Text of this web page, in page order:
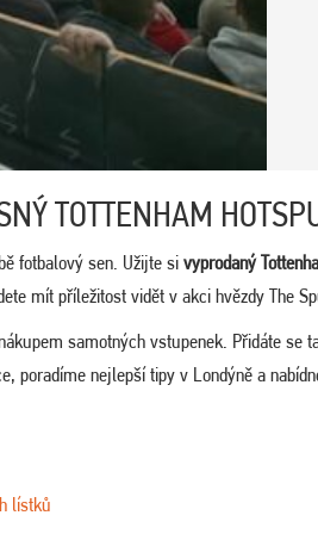
TOTTENHAM
fotbalový sen. Užijte si vyprodaný
mít příležitost vidět v akci hvězdy The
samotných vstupenek. Přidáte se
poradíme nejlepší tipy v Londýně a
lístků